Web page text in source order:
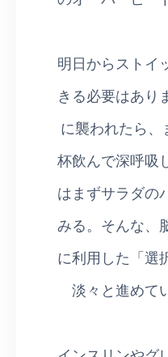
明日からストイ
きる必要はあり
に襲われたら、
杯飲んで深呼吸
はまずサラダの
みる。そんな、
に利用した「選
淡々と進めて